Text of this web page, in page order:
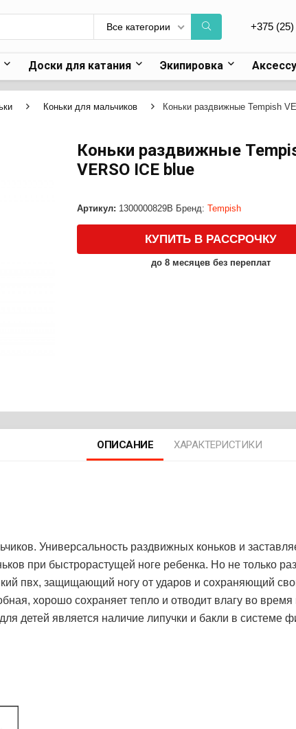
Все категории +375
Доски для катания Экипировка
Коньки для мальчиков Коньки раздвижные Tempish
Коньки раздвижные
VERSO ICE blue
Артикул: 1300000829B Бренд:Tempish
КУПИТЬ В РАССРОЧКУ
до 8 месяцев без переплат
ОПИСАНИЕ ХАРАКТЕРИСТИКИ
Универсальность раздвижных коньков и
при быстрорастущей ноге ребенка. Но не только
пвх, защищающий ногу от ударов и сохраняющий
хорошо сохраняет тепло и отводит влагу во
детей является наличие липучки и бакли в системе